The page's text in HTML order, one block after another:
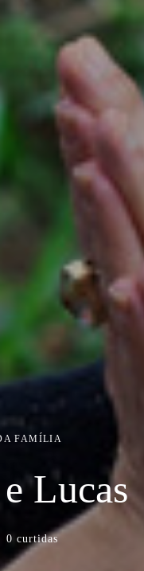
FAMÍLIA
Lucas
0 curtidas